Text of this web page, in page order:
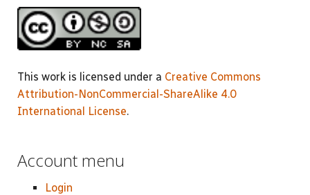
This work is licensed under a Creative Commons
Attribution-NonCommercial-ShareAlike 4.0
International License.
Account menu
Login